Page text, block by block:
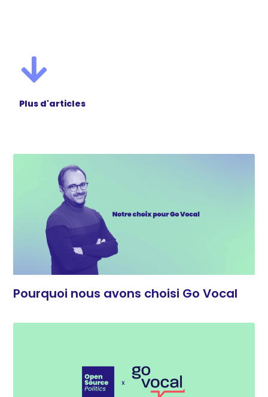
Plus d'articles
Pourquoi nous avons choisi Go Vocal